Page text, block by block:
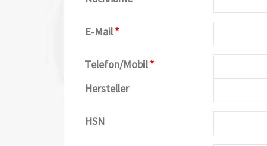
E-Mail*
Telefon/Mobil*
Hersteller
HSN